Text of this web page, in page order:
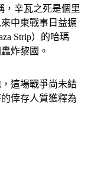
，辛瓦之死是個里
中東戰事日益擴
Strip）的哈瑪
炸黎國。
這場戰爭尚未結
倖存人質獲釋為